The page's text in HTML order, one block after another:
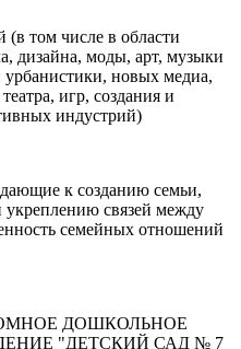
том числе в области
дизайна, моды, арт, музыки
урбанистики, новых медиа,
игр, создания и
индустрий)
к созданию семьи,
связей между
семейных отношений
ДОШКОЛЬНОЕ
"ДЕТСКИЙ САД № 7